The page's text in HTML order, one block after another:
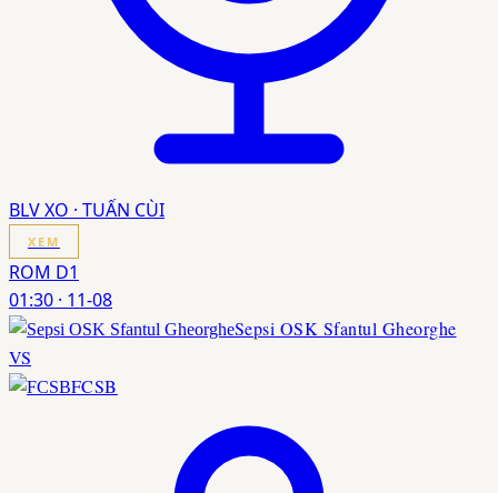
BLV XO · TUẤN CÙI
XEM
ROM D1
01:30 · 11-08
Sepsi OSK Sfantul Gheorghe
VS
FCSB